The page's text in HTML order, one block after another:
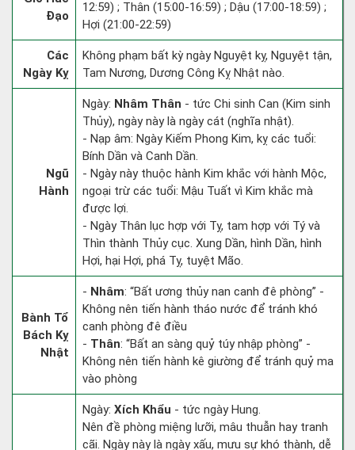
Đạo
12:59) ; Thân (15:00-16:59) ; Dậu (17:00-18:59) ;
Hợi (21:00-22:59)
Các
Ngày Kỵ
Không phạm bất kỳ ngày Nguyệt kỵ, Nguyệt tận,
Tam Nương, Dương Công Kỵ Nhật nào.
Ngũ
Hành
Ngày: Nhâm Thân - tức Chi sinh Can (Kim sinh
Thủy), ngày này là ngày cát (nghĩa nhật).
- Nạp âm: Ngày Kiếm Phong Kim, kỵ các tuổi:
Bính Dần và Canh Dần.
- Ngày này thuộc hành Kim khắc với hành Mộc,
ngoại trừ các tuổi: Mậu Tuất vì Kim khắc mà
được lợi.
- Ngày Thân lục hợp với Tỵ, tam hợp với Tý và
Thìn thành Thủy cục. Xung Dần, hình Dần, hình
Hợi, hại Hợi, phá Tỵ, tuyệt Mão.
Bành Tổ
Bách Kỵ
Nhật
- Nhâm: “Bất ương thủy nan canh đê phòng” -
Không nên tiến hành tháo nước để tránh khó
canh phòng đê điều
- Thân: “Bất an sàng quỷ túy nhập phòng” -
Không nên tiến hành kê giường để tránh quỷ ma
vào phòng
Ngày: Xích Khẩu - tức ngày Hung.
Nên đề phòng miệng lưỡi, mâu thuẫn hay tranh
cãi. Ngày này là ngày xấu, mưu sự khó thành, dễ